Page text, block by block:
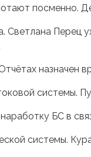
посменно.
Перец
системы.
БС в
системы.